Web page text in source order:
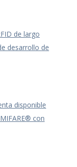
de largo
desarrollo de
disponible
con